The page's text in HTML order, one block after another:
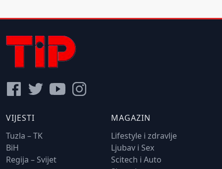
VIJESTI
Tuzla – TK
BiH
Regija – Svijet
MAGAZIN
Lifestyle i zdravlje
Ljubav i Sex
Scitech i Auto